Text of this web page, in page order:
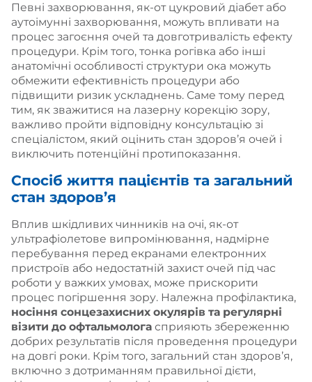
Певні захворювання, як-от цукровий діабет або
аутоімунні захворювання, можуть впливати на
процес загоєння очей та довготривалість ефекту
процедури. Крім того, тонка рогівка або інші
анатомічні особливості структури ока можуть
обмежити ефективність процедури або
підвищити ризик ускладнень. Саме тому перед
тим, як зважитися на лазерну корекцію зору,
важливо пройти відповідну консультацію зі
спеціалістом, який оцінить стан здоров’я очей і
виключить потенційні протипоказання.
Спосіб життя пацієнтів та загальний
стан здоров’я
Вплив шкідливих чинників на очі, як-от
ультрафіолетове випромінювання, надмірне
перебування перед екранами електронних
пристроїв або недостатній захист очей під час
роботи у важких умовах, може прискорити
процес погіршення зору. Належна профілактика,
носіння сонцезахисних окулярів та регулярні
візити до офтальмологасприяють збереженню
добрих результатів після проведення процедури
на довгі роки. Крім того, загальний стан здоров’я,
включно з дотриманням правильної дієти,